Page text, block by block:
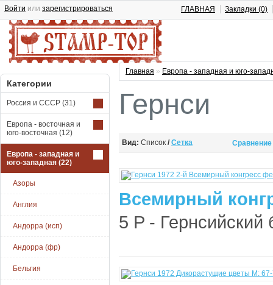
Войти или зарегистрироваться ГЛАВНАЯ Закладки (0)
Категории
Россия и СССР (31)
Европа - восточная и
юго-восточная (12)
Европа - западная и
юго-западная (22)
Азоры
Англия
Андорра (исп)
Андорра (фр)
Бельгия
Главная » Европа - западная и юго-
Гернси
Вид: Список / Сетка Сравнение
Всемирный
5 P - Гернсийский